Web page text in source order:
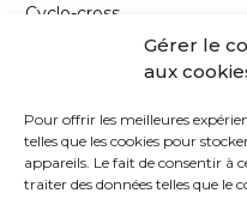
Gérer le
aux
Pour offrir les meilleures
telles que les cookies pour
appareils. Le fait de consentir à
traiter des données telles que
Cyclo-cross
Annonce
Edito